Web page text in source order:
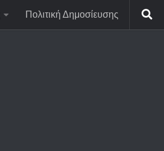
Πολιτική Δημοσίευσης